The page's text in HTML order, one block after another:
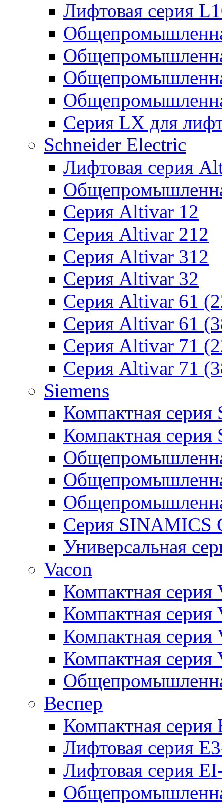
Лифтовая серия
Серия LX для
Schneider Electric
Лифтовая серия
Серия Altivar 12
Серия Altivar 212
Серия Altivar 312
Серия Altivar 32
Серия Altivar 61
Серия Altivar 61
Серия Altivar 71
Серия Altivar 71
Siemens
Компактная
Компактная
Серия SINAMICS
Универсальная
Vacon
Компактная серия
Компактная серия
Компактная
Компактная серия
Веспер
Компактная серия
Лифтовая серия
Лифтовая серия